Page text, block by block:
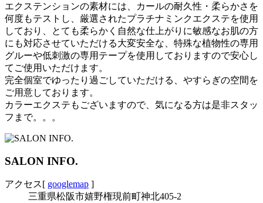
エクステンションの素材には、カールの耐久性・柔らかさを
何度もテストし、厳選されたプラチナミンクエクステを使用
しており、とても柔らかく自然な仕上がりに敏感なお肌の方
にも対応させていただける大変安全な、特殊な植物性の専用
グルーや低刺激の専用テープを使用しておりますので安心し
てご使用いただけます。
完全個室でゆったり過ごしていただける、やすらぎの空間を
ご用意しております。
カラーエクステもございますので、気になる方は是非スタッ
フまで。。。
SALON INFO.
アクセス[ googlemap ]
三重県松阪市嬉野権現前町神北405-2